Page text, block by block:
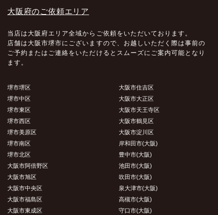
大阪府のご依頼エリア
当店は大阪府エリア全域からご依頼をいただいております。
店舗は大阪市堺市にございますので、お越しいただく際は事前の
ご予約またはご連絡をいただけるとスムーズにご案内可能となり
ます。
堺市堺区
堺市中区
堺市東区
堺市西区
堺市美原区
堺市南区
堺市北区
大阪市阿倍野区
大阪市旭区
大阪市中央区
大阪市福島区
大阪市東成区
大阪市住吉区
大阪市大正区
大阪市天王寺区
大阪市鶴見区
大阪市淀川区
岸和田市(大阪)
豊中市(大阪)
池田市(大阪)
吹田市(大阪)
泉大津市(大阪)
高槻市(大阪)
守口市(大阪)